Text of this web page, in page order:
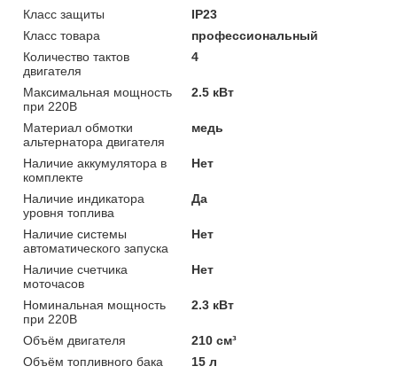
Класс защиты
IP23
Класс товара
профессиональный
Количество тактов
двигателя
4
Максимальная мощность
при 220В
2.5 кВт
Материал обмотки
альтернатора двигателя
медь
Наличие аккумулятора в
комплекте
Нет
Наличие индикатора
уровня топлива
Да
Наличие системы
автоматического запуска
Нет
Наличие счетчика
моточасов
Нет
Номинальная мощность
при 220В
2.3 кВт
Объём двигателя
210 см³
Объём топливного бака
15 л